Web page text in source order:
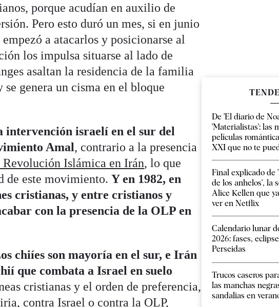
porque acudían en auxilio de
Pero esto duró un mes, si en junio
a atacarlos y posicionarse al
los impulsa situarse al lado de
asaltan la residencia de la familia
genera un cisma en el bloque
intervención israelí en el sur del
Amal , contrario a la presencia
Islámica en Irán, lo que
de este movimiento.Y en 1982, en
cristianas, y entre cristianos y
con la presencia de la OLP en
chiíes son mayoría en el sur, e Irán
que combata a Israel en suelo
cristianas y el orden de preferencia,
contra Israel o contra la OLP,
De 'El diario de
'Materialistas': las
películas
XXI que no te
Final explicado de
de los anhelos', la
Alice Kellen que
ver en Netflix
Calendario lunar
2026: fases,
Perseidas
Trucos caseros
las manchas
sandalias en